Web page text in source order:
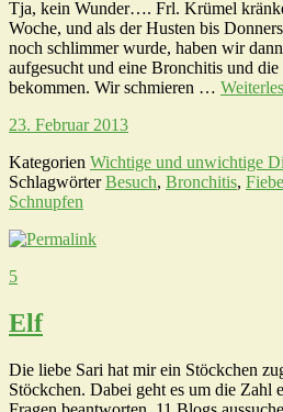
Tja, kein Wunder…. Frl. Krümel
Woche, und als der Husten bis
noch schlimmer wurde, haben wir
aufgesucht und eine Bronchitis und
bekommen. Wir schmieren …
23. Februar 2013
Kategorien Wichtige und unwichtige
SchlagwörterBesuch, Bronchitis,
Schnupfen
5
Elf
Die liebe Sari hat mir ein Stöckchen
Stöckchen. Dabei geht es um die Zahl